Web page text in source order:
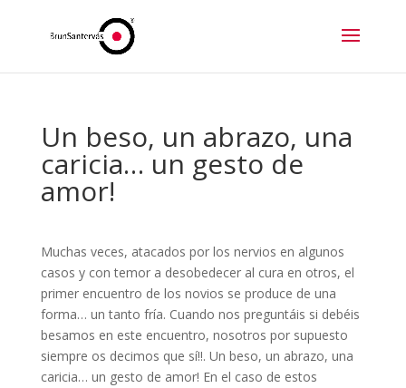
Un beso, un abrazo, una
caricia… un gesto de
amor!
Muchas veces, atacados por los nervios en algunos
casos y con temor a desobedecer al cura en otros, el
primer encuentro de los novios se produce de una
forma… un tanto fría. Cuando nos preguntáis si debéis
besamos en este encuentro, nosotros por supuesto
siempre os decimos que sí!!. Un beso, un abrazo, una
caricia… un gesto de amor! En el caso de estos